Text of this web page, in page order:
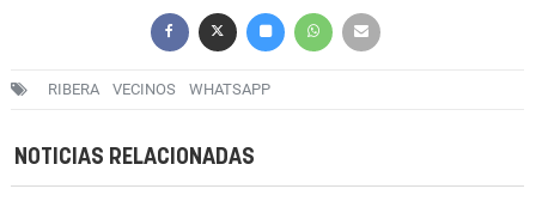
RIBERA VECINOS WHATSAPP
NOTICIAS RELACIONADAS